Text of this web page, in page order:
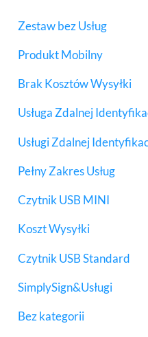
Zestaw bez Usług
Produkt Mobilny
Brak Kosztów Wysyłki
Usługa Zdalnej
Usługi Zdalnej
Pełny Zakres Usług
Czytnik USB MINI
Koszt Wysyłki
Czytnik USB Standard
SimplySign&Usługi
Bez kategorii